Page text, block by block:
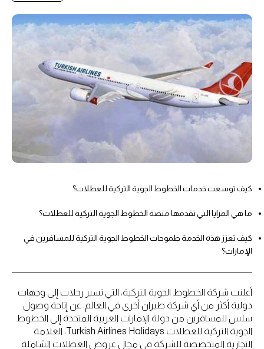
كيف توسعت خدمات الخطوط الجوية التركية للعطلات؟
ما هي المزايا التي تقدمها منصة الخطوط الجوية التركية للعطلات؟
كيف تعزز هذه الخدمة طموحات الخطوط الجوية التركية للمسافرين في
الإمارات؟
أعلنت شركة الخطوط الجوية التركية، التي تسير رحلات إلى وجهات
دولية أكثر من أي شركة طيران أخرى في العالم، عن إتاحة وصول
سلس للمسافرين من دولة الإمارات العربية المتحدة إلى الخطوط
الجوية التركية للعطلات Turkish Airlines Holidays، العلامة
التجارية المتخصصة للشركة في مجال عروض العطلات الشاملة